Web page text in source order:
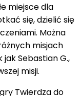
miejsce dla
się, dzielić się
Można
misjach
Sebastian G.,
misji.
Twierdza do